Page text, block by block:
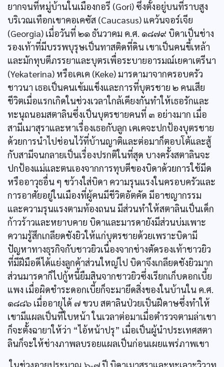
ยากจนที่หมู่บ้านในเมืองกอรี (Gori) ซึ่งตั้งอยู่บนที่ราบสูง
บริเวณเทือกเขาคอเคซัส (Caucasus) แคว้นจอร์เจีย
(Georgia) เมื่อวันที่ ๒๑ ธันวาคม ค.ศ. ๑๘๗๙ บิดาเป็นช่าง
รองเท้าที่มีบรรพบุรุษเป็นทาสติดที่ดิน เขาเป็นคนขี้เหล้า
และมักทุบตีภรรยาและบุตรเพื่อระบายอารมณ์เยคาเตรีนา
(Yekaterina) หรือเคเค (Keke) มารดามาจากครอบครัว
ชาวนา เธอเป็นคนเข้มแข็งและการที่บุตรชาย ๒ คนเสีย
ชีวิตเมื่อแรกเกิดในช่วงเวลาใกล้เคียงกันทำให้เธอรักและ
ทะนุถนอมสตาลินซึ่งเป็นบุตรชายคนที่ ๓ อย่างมาก เมื่อ
สามีเมาสุราและหาเรื่องเธอกับลูก เคเคจะปกป้องบุตรชาย
ด้วยการนำไปช่อนไว้ที่บ้านญาติและต่อมาก็ตอบโต้และสู้
กับสามีจนกลายเป็นเรื่องปรกติในที่สุด บางครั้งสตาลินจะ
ปกป้องแม่และตนเองจากการทุบตีของบิดาด้วยการใช้มีด
หรืออาวุธอื่น ๆ ขว้างใส่บิดา ความรุนแรงในครอบครัวและ
การอาศัยอยู่ในเมืองที่ผู้คนมีชีวิตอัตคัด มีอาชญากรรม
และความรุนแรงตามท้องถนน มีส่วนทำให้สตาลินเป็นเด็ก
ก้าวร้าวและหยาบคาย บิดาและมารดายังมีส่วนบ่มเพาะ
ความรู้สึกเกลียดชังยิวให้แก่บุตรชายด้วยเพราะบิดามี
ปัญหาทางธุรกิจกับชาวยิวเนื่องจากช่างตัดรองเท้าชาวยิว
ที่มีฝีมือดีได้แย่งลูกค้าส่วนใหญ่ไป บิดาจึงเกลียดชังยิวมาก
ส่วนมารดาก็ไปกู้หนี้ยืมสินจากชาวยิวซึ่งเรียกเก็บดอกเบี้ย
แพง เมื่อผิดชำระดอกเบี้ยก็จะมายึดสิ่งของในบ้านใน ค.ศ.
๑๘๘๖ เมื่ออายุได้ ๗ ขวบ สตาลินป่วยเป็นฝีดาษซึ่งทำให้
เขามีแผลเป็นที่ใบหน้า ในเวลาต่อมาเมื่อตำรวจตามล่าเขา
ก็จะตั้งฉายาให้ว่า “ไอ้หน้าปรุ” เมื่อเป็นผู้นำประเทศสตา
ลินก็จะให้ช่างภาพลบรอยแผลเป็นก่อนเผยแพร่ภาพเขา